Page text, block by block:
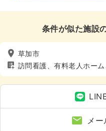
条件が似た施設
草加市
訪問看護、有料老人ホーム
メー